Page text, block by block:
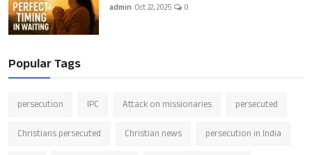
admin Oct 22, 2025 0
Popular Tags
persecution IPC Attack on missionaries persecuted
Christians persecuted Christian news persecution in India